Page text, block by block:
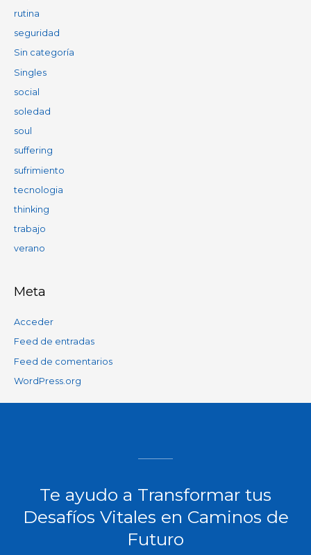
rutina
seguridad
Sin categoría
Singles
social
soledad
soul
suffering
sufrimiento
tecnologia
thinking
trabajo
verano
Meta
Acceder
Feed de entradas
Feed de comentarios
WordPress.org
Te ayudo a Transformar tus
Desafíos Vitales en Caminos de
Futuro​